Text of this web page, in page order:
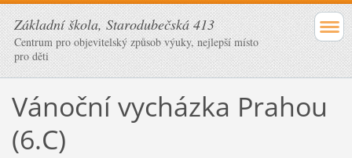
Základní škola, Starodubečská 413
Centrum pro objevitelský způsob výuky, nejlepší místo
pro děti
Vánoční vycházka Prahou
(6.C)